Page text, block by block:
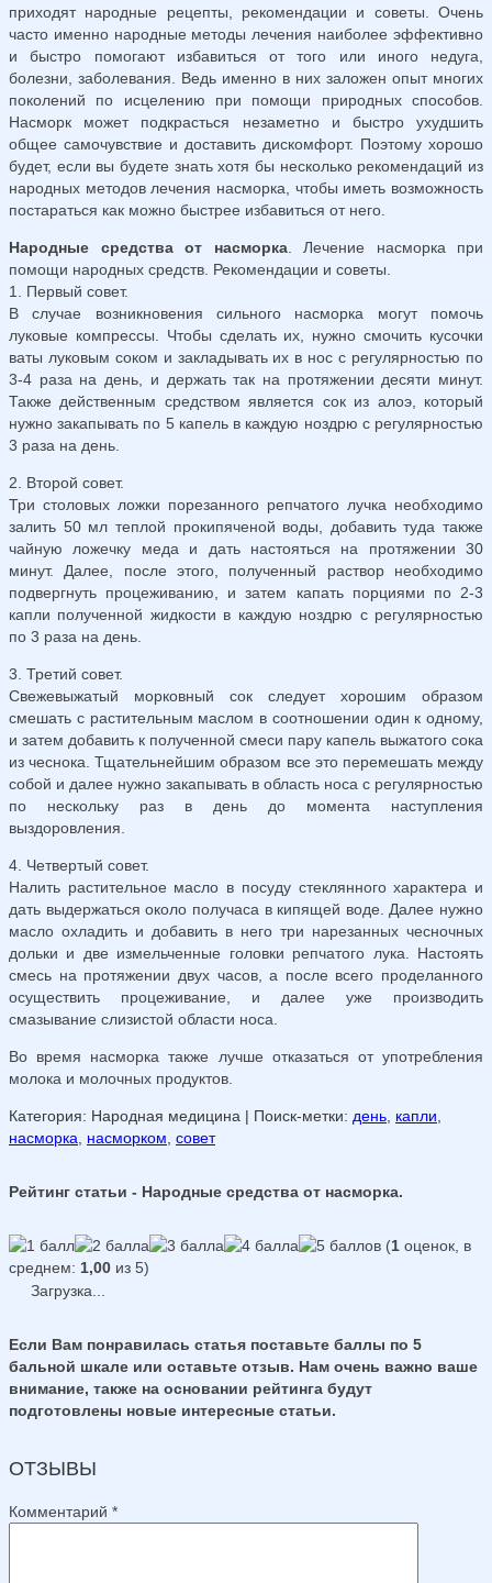
приходят народные рецепты, рекомендации и советы. Очень
часто именно народные методы лечения наиболее эффективно
и быстро помогают избавиться от того или иного недуга,
болезни, заболевания. Ведь именно в них заложен опыт многих
поколений по исцелению при помощи природных способов.
Насморк может подкрасться незаметно и быстро ухудшить
общее самочувствие и доставить дискомфорт. Поэтому хорошо
будет, если вы будете знать хотя бы несколько рекомендаций из
народных методов лечения насморка, чтобы иметь возможность
постараться как можно быстрее избавиться от него.
Народные средства от насморка. Лечение насморка при
помощи народных средств. Рекомендации и советы.
1. Первый совет.
В случае возникновения сильного насморка могут помочь
луковые компрессы. Чтобы сделать их, нужно смочить кусочки
ваты луковым соком и закладывать их в нос с регулярностью по
3-4 раза на день, и держать так на протяжении десяти минут.
Также действенным средством является сок из алоэ, который
нужно закапывать по 5 капель в каждую ноздрю с регулярностью
3 раза на день.
2. Второй совет.
Три столовых ложки порезанного репчатого лучка необходимо
залить 50 мл теплой прокипяченой воды, добавить туда также
чайную ложечку меда и дать настояться на протяжении 30
минут. Далее, после этого, полученный раствор необходимо
подвергнуть процеживанию, и затем капать порциями по 2-3
капли полученной жидкости в каждую ноздрю с регулярностью
по 3 раза на день.
3. Третий совет.
Свежевыжатый морковный сок следует хорошим образом
смешать с растительным маслом в соотношении один к одному,
и затем добавить к полученной смеси пару капель выжатого сока
из чеснока. Тщательнейшим образом все это перемешать между
собой и далее нужно закапывать в область носа с регулярностью
по нескольку раз в день до момента наступления
выздоровления.
4. Четвертый совет.
Налить растительное масло в посуду стеклянного характера и
дать выдержаться около получаса в кипящей воде. Далее нужно
масло охладить и добавить в него три нарезанных чесночных
дольки и две измельченные головки репчатого лука. Настоять
смесь на протяжении двух часов, а после всего проделанного
осуществить процеживание, и далее уже производить
смазывание слизистой области носа.
Во время насморка также лучше отказаться от употребления
молока и молочных продуктов.
Категория: Народная медицина | Поиск-метки: день капли
насморка
насморком совет
Рейтинг статьи - Народные средства от насморка.
(1 оценок, в
среднем: 1,00 из 5)
Загрузка...
Если Вам понравилась статья поставьте баллы по 5
бальной шкале или оставьте отзыв. Нам очень важно ваше
внимание, также на основании рейтинга будут
подготовлены новые интересные статьи.
ОТЗЫВЫ
Комментарий *